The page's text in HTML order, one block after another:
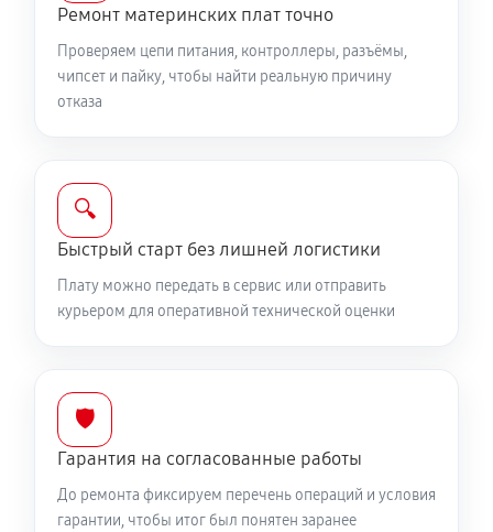
Ремонт материнских плат точно
Проверяем цепи питания, контроллеры, разъёмы,
чипсет и пайку, чтобы найти реальную причину
отказа
🔍
Быстрый старт без лишней логистики
Плату можно передать в сервис или отправить
курьером для оперативной технической оценки
🛡️
Гарантия на согласованные работы
До ремонта фиксируем перечень операций и условия
гарантии, чтобы итог был понятен заранее